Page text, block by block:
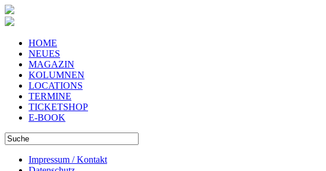
HOME
NEUES
MAGAZIN
KOLUMNEN
LOCATIONS
TERMINE
TICKETSHOP
E-BOOK
Impressum / Kontakt